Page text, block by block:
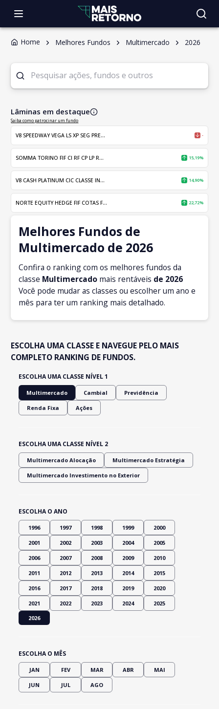
Home Melhores Fundos Multimercado 2026
Lâminas em destaque
Saiba como patrocinar um fundo
V8 SPEEDWAY VEGA LS XP SEG PRE... -
SOMMA TORINO FIF CI RF CP LP R... 15,19%
V8 CASH PLATINUM CIC CLASSE IN... 14,90%
NORTE EQUITY HEDGE FIF COTAS F... 22,72%
Melhores Fundos de
Multimercado de 2026
Confira o ranking com os melhores fundos da
classe Multimercado mais rentáveis de 2026
Você pode mudar as classes ou escolher um ano e
mês para ter um ranking mais detalhado.
ESCOLHA UMA CLASSE E NAVEGUE PELO MAIS
COMPLETO RANKING DE FUNDOS.
ESCOLHA UMA CLASSE NÍVEL 1
Multimercado Cambial Previdência
Renda Fixa Ações
ESCOLHA UMA CLASSE NÍVEL 2
Multimercado Alocação Multimercado Estratégia
Multimercado Investimento no Exterior
ESCOLHA O ANO
1996 1997 1998 1999 2000
2001 2002 2003 2004 2005
2006 2007 2008 2009 2010
2011 2012 2013 2014 2015
2016 2017 2018 2019 2020
2021 2022 2023 2024
2025
2026
ESCOLHA O MÊS
JAN FEV MAR ABR MAI
JUN JUL AGO